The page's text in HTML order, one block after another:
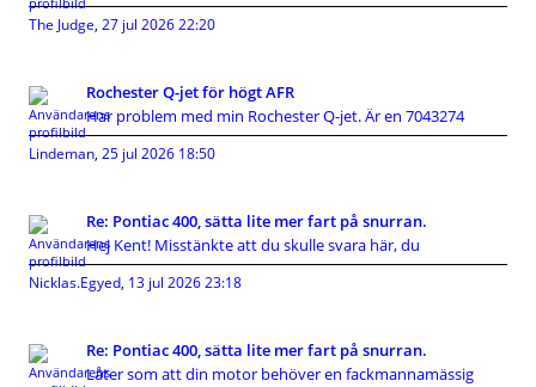
The Judge, 27 jul 2026 22:20
Rochester Q-jet för högt AFR
Har problem med min Rochester Q-jet. Är en 7043274
Lindeman, 25 jul 2026 18:50
Re: Pontiac 400, sätta lite mer fart på snurran.
Hej Kent! Misstänkte att du skulle svara här, du
Nicklas.Egyed, 13 jul 2026 23:18
Re: Pontiac 400, sätta lite mer fart på snurran.
Låter som att din motor behöver en fackmannamässig